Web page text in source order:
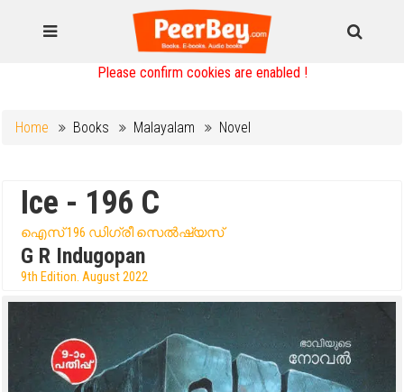
Please confirm cookies are enabled !
Home Books Malayalam Novel
Ice - 196 C
ഐസ് 196 ഡിഗ്രീ സെൽഷ്യസ്
G R Indugopan
9th Edition. August 2022